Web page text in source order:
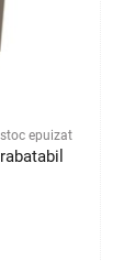
stoc epuizat